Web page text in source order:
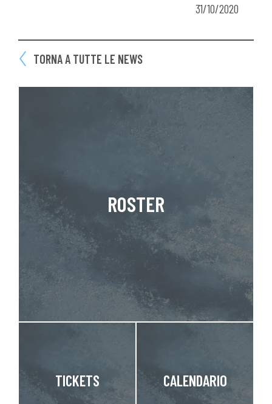
31/10/2020
TORNA A TUTTE LE NEWS
ROSTER
TICKETS CALENDARIO